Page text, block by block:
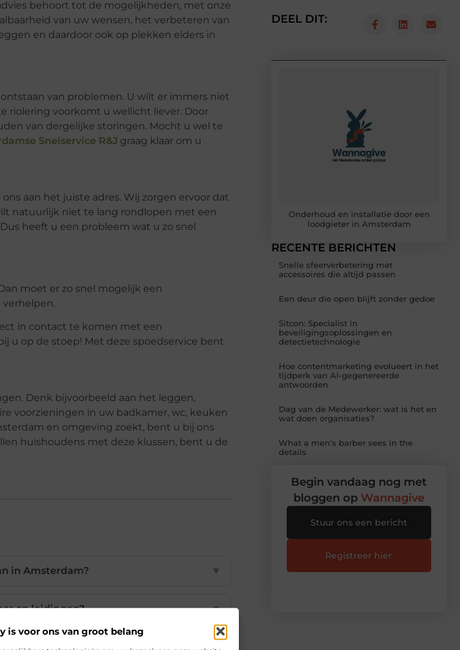
is voor ons van groot belang
behoort tot de mogelijkheden, met onze
van uw wensen, het verbeteren van
en daardoor ook op plekken elders in
van problemen. U wilt er immers niet
riolering voorkomt u wellicht liever. Door
van dergelijke storingen. Mocht u wel te
Snelservice R&J graag klaar om u
aan het juiste adres. Wij zorgen ervoor dat
natuurlijk niet te lang rondlopen met een
heeft u een probleem wat u zo snel
moet er zo snel mogelijk een
in contact te komen met een
u op de stoep! Met deze spoedservice bent
Denk bijvoorbeeld aan het leggen,
voorzieningen in uw badkamer, wc, keuken
en omgeving zoekt, bent u bij ons
huishoudens met deze klussen, bent u de
in Amsterdam? ▼
en leidingen? ▼
reparaties? ▼
DEEL DIT:
Onderhoud en installatie door een
loodgieter in Amsterdam
RECENTE BERICHTEN
Snelle sfeerverbetering met
accessoires die altijd passen
Een deur die open blijft zonder gedoe
Sitcon: Specialist in
beveiligingsoplossingen en
detectietechnologie
Hoe contentmarketing evolueert in het
tijdperk van AI-gegenereerde
antwoorden
Dag van de Medewerker: wat is het en
wat doen organisaties?
What a men’s barber sees in the
details
Begin vandaag nog met
bloggen op Wannagive
Stuur ons een bericht
Registreer hier